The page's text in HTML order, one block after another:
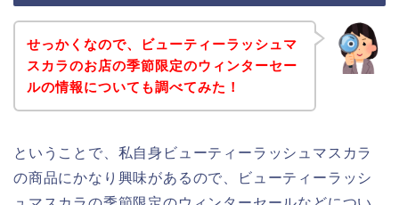
せっかくなので、ビューティーラッシュマ
スカラのお店の季節限定のウィンターセー
ルの情報についても調べてみた！
ということで、私自身ビューティーラッシュマスカラ
の商品にかなり興味があるので、ビューティーラッシ